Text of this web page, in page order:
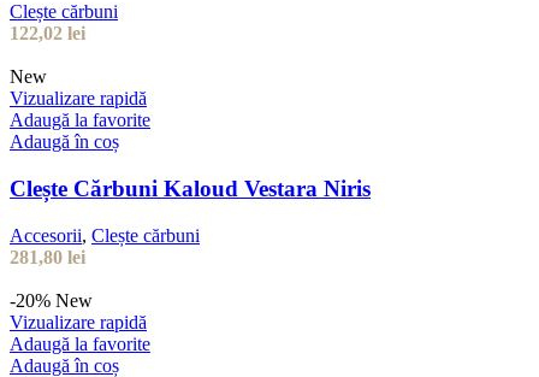
Clește cărbuni
122,02 lei
New
Vizualizare rapidă
Adaugă la favorite
Adaugă în coș
Clește Cărbuni Kaloud Vestara Niris
Accesorii, Clește cărbuni
281,80 lei
-20% New
Vizualizare rapidă
Adaugă la favorite
Adaugă în coș